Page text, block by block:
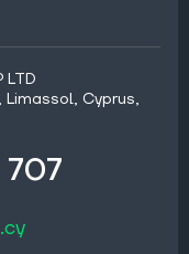
LTD
Cyprus,
707